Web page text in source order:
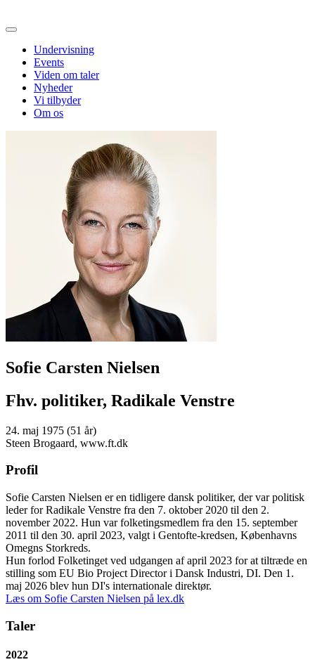
Undervisning
Events
Viden om taler
Nyheder
Vi tilbyder
Om os
Sofie Carsten Nielsen
Fhv. politiker, Radikale Venstre
24. maj 1975 (51 år)
Steen Brogaard, www.ft.dk
Profil
Sofie Carsten Nielsen er en tidligere dansk politiker, der var politisk
leder for Radikale Venstre fra den 7. oktober 2020 til den 2.
november 2022. Hun var folketingsmedlem fra den 15. september
2011 til den 30. april 2023, valgt i Gentofte-kredsen, Københavns
Omegns Storkreds.
Hun forlod Folketinget ved udgangen af april 2023 for at tiltræde en
stilling som EU Bio Project Director i Dansk Industri, DI. Den 1.
maj 2026 blev hun DI's internationale direktør.
Læs om Sofie Carsten Nielsen på lex.dk
Taler
2022